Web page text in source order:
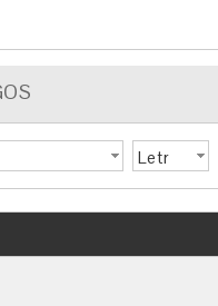
Letr